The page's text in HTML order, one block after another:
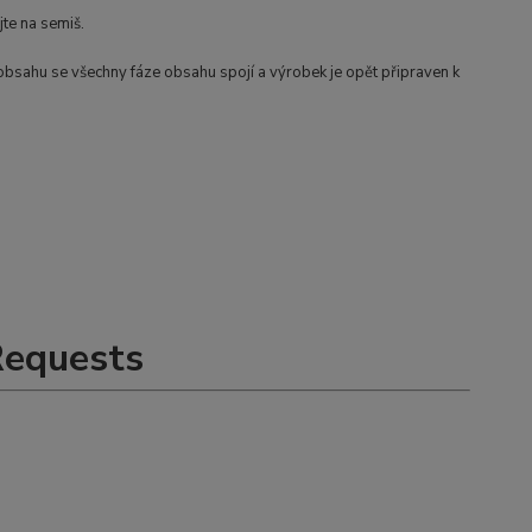
na semiš.
se všechny fáze obsahu spojí a výrobek je opět připraven k